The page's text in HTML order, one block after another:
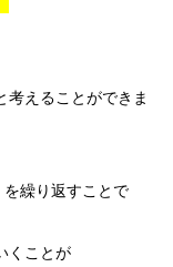
考えることができま
繰り返すことで
くことが